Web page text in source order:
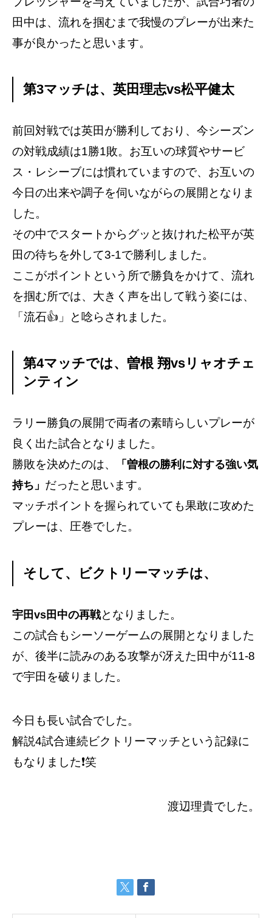
田中は、流れを掴むまで我慢のプレーが出来た
事が良かったと思います。
第3マッチは、英田理志vs松平健太
前回対戦では英田が勝利しており、今シーズン
の対戦成績は1勝1敗。お互いの球質やサービ
ス・レシーブには慣れていますので、お互いの
今日の出来や調子を伺いながらの展開となりま
した。
その中でスタートからグッと抜けれた松平が英
田の待ちを外して3-1で勝利しました。
ここがポイントという所で勝負をかけて、流れ
を掴む所では、大きく声を出して戦う姿には、
「流石👍」と唸らされました。
第4マッチでは、曽根 翔vsリャオチェ
ンティン
ラリー勝負の展開で両者の素晴らしいプレーが
良く出た試合となりました。
勝敗を決めたのは、
「曽根の勝利に対する強い気
持ち」 だったと思います。
マッチポイントを握られていても果敢に攻めた
プレーは、圧巻でした。
そして、ビクトリーマッチは、
宇田vs田中の再戦となりました。
この試合もシーソーゲームの展開となりました
が、後半に読みのある攻撃が冴えた田中が11-8
で宇田を破りました。
今日も長い試合でした。
解説4試合連続ビクトリーマッチという記録に
もなりました❗️笑
渡辺理貴でした。